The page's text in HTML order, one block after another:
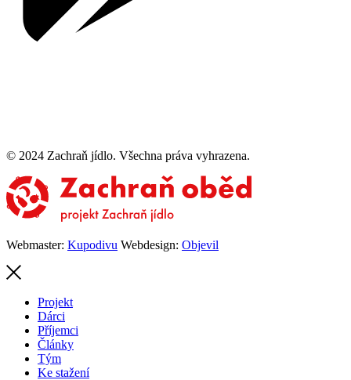
© 2024 Zachraň jídlo. Všechna práva vyhrazena.
Webmaster: Kupodivu Webdesign: Objevil
Projekt
Dárci
Příjemci
Články
Tým
Ke stažení